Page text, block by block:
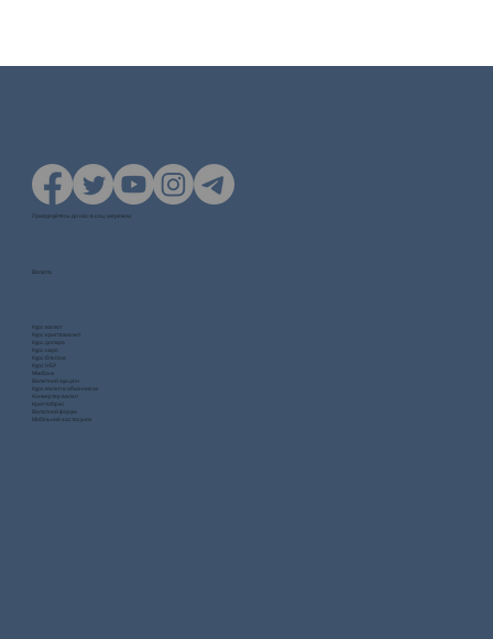
Валюта
Курс валют
Курс криптовалют
Курс долара
Курс євро
Курс біткоїна
Курс НБУ
Міжбанк
Валютний аукціон
Курс валют в обмінниках
Конвертер валют
Криптобіржі
Валютний форум
Мобільний застосунок
Приєднуйтесь до нас в соц. мережах